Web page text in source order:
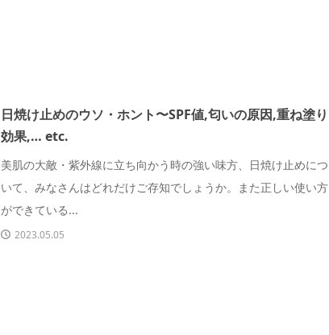
日焼け止めのウソ・ホント〜SPF値,匂いの原因,重ね塗り
効果,… etc.
美肌の大敵・紫外線に立ち向かう時の強い味方、日焼け止めにつ
いて、みなさんはどれだけご存知でしょうか。また正しい使い方
ができている...
2023.05.05